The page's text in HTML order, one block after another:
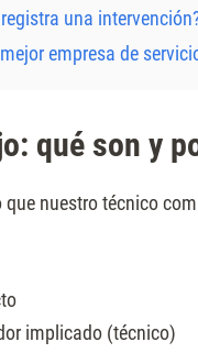
una
empresa de
qué son y
que nuestro técnico
implicado (técnico)